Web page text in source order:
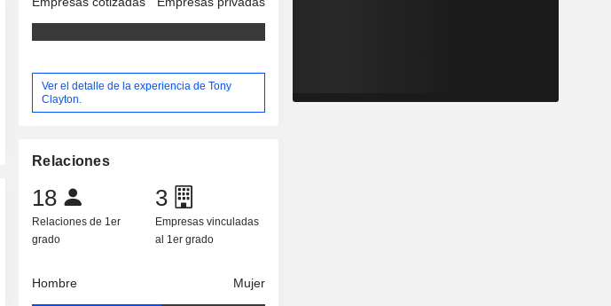
Ver el detalle de la experiencia de Tony
Clayton.
Relaciones
18
Relaciones de 1er
grado
3
Empresas vinculadas
al 1er grado
Hombre Mujer